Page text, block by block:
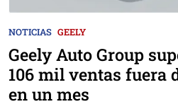
NOTICIAS GEELY
Geely Auto Group
106 mil ventas fuera
en un mes